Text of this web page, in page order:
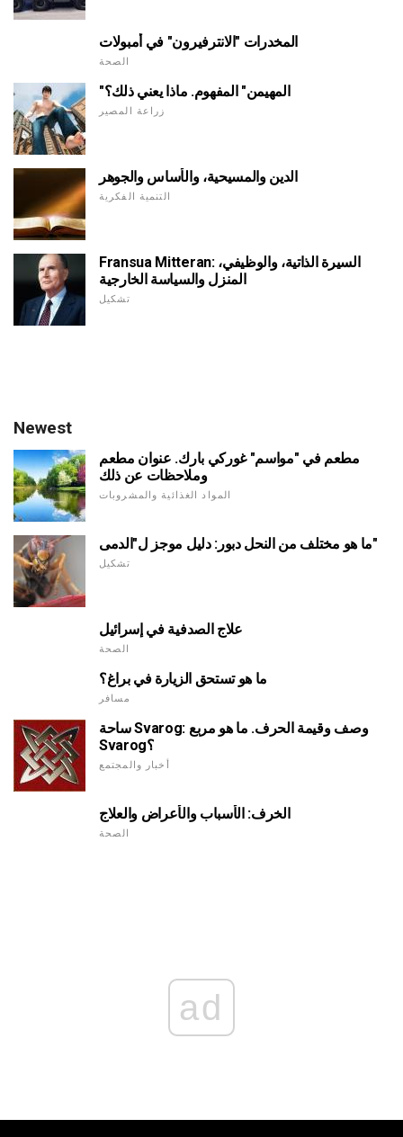
المخدرات "الانترفيرون" في أمبولات
الصحة
"المهيمن" المفهوم. ماذا يعني ذلك؟
زراعة المصير
الدين والمسيحية، والأساس والجوهر
التنمية الفكرية
Fransua Mitteran: السيرة الذاتية، والوظيفي،
المنزل والسياسة الخارجية
تشكيل
Newest
مطعم في "مواسم" غوركي بارك. عنوان مطعم
وملاحظات عن ذلك
المواد الغذائية والمشروبات
ما هو مختلف من النحل دبور: دليل موجز ل"الدمى"
تشكيل
علاج الصدفية في إسرائيل
الصحة
ما هو تستحق الزيارة في براغ؟
مسافر
ساحة Svarog: وصف وقيمة الحرف. ما هو مربع
Svarog؟
أخبار والمجتمع
الخرف: الأسباب والأعراض والعلاج
الصحة
ad